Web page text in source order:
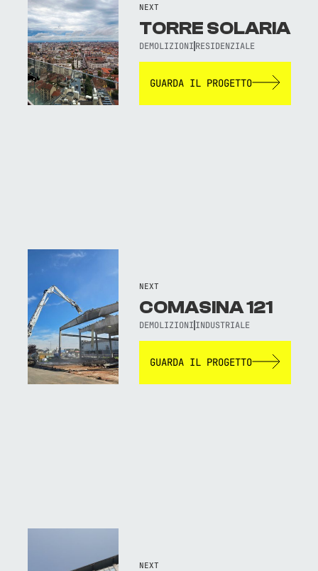
NEXT
TORRE SOLARIA
DEMOLIZIONI RESIDENZIALE
GUARDA IL PROGETTO
NEXT
COMASINA 121
DEMOLIZIONI INDUSTRIALE
GUARDA IL PROGETTO
NEXT